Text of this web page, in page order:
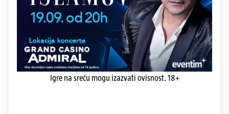
Igre na sreću mogu izazvati ovisnost. 18+